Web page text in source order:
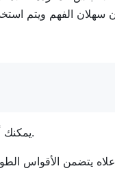
سهلان الفهم ويتم
يمكنك أن ترى أن النصوص داخل الأقواس الطويلة لا يتم تهريبها بأي شكل.
يتضمن الأقواس